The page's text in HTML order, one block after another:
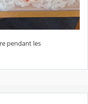
pendant les